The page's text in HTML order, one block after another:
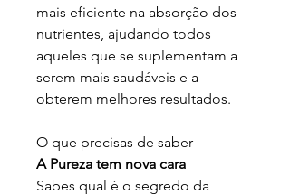
mais eficiente na absorção dos
nutrientes, ajudando todos
aqueles que se suplementam a
serem mais saudáveis e a
obterem melhores resultados.
O que precisas de saber
A Pureza tem nova cara
Sabes qual é o segredo da